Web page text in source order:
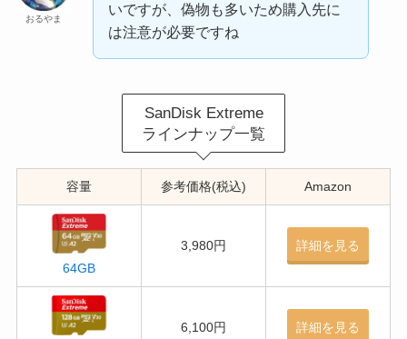
おるやま
いですが、偽物も多いため購入先に
は注意が必要ですね
SanDisk Extreme
ラインナップ一覧
容量 参考価格(税込) Amazon
64GB
3,980円 詳細を見る
6,100円 詳細を見る